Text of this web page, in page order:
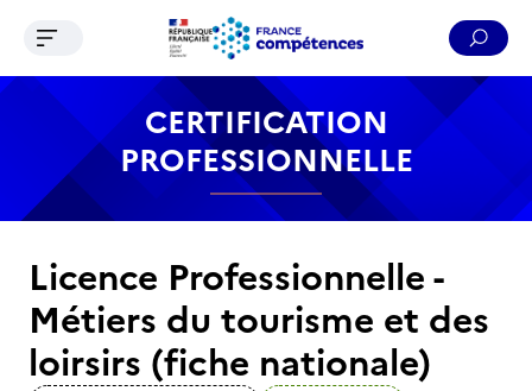
Contenu Recherche Menu Pied de page
Ouvrir le menu de navigation
CERTIFICATION
PROFESSIONNELLE
Licence Professionnelle -
Métiers du tourisme et des
loirsirs (fiche nationale)